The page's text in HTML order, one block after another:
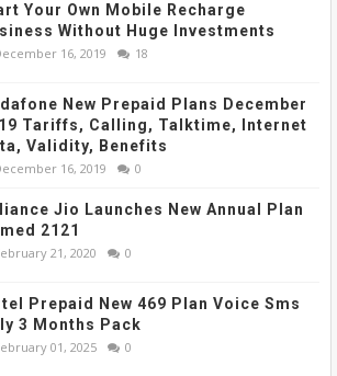
Your Own Mobile Recharge
Without Huge Investments
16, 2019 18
New Prepaid Plans December
Tariffs, Calling, Talktime, Internet
Validity, Benefits
16, 2019 0
Jio Launches New Annual Plan
2121
21, 2020 0
Prepaid New 469 Plan Voice Sms
3 Months Pack
01, 2025 0